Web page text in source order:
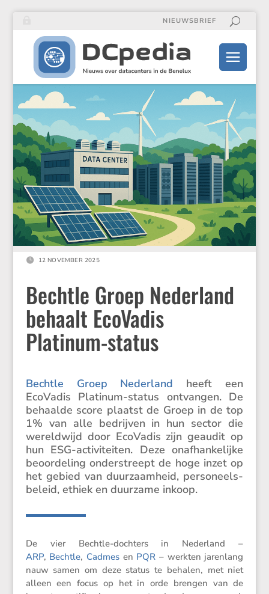
NIEUWSBRIEF
 12 NOVEMBER 2025
Bechtle Groep Nederland
behaalt EcoVadis
Platinum-status
Bechtle Groep Neder­land heeft een
EcoVadis Platinum-status ontvangen. De
behaalde score plaatst de Groep in de top
1% van alle bedrijven in hun sector die
wereld­wijd door EcoVadis zijn geaudit op
hun ESG-activi­teiten. Deze onafhan­ke­lijke
beoor­de­ling onder­streept de hoge inzet op
het gebied van duurzaam­heid, perso­neels­
be­leid, ethiek en duurzame inkoop.
De vier Bechtle-dochters in Neder­land –
ARP, Bechtle, Cadmesen PQR – werkten jaren­lang
nauw samen om deze status te behalen, met niet
alleen een focus op het in orde brengen van de